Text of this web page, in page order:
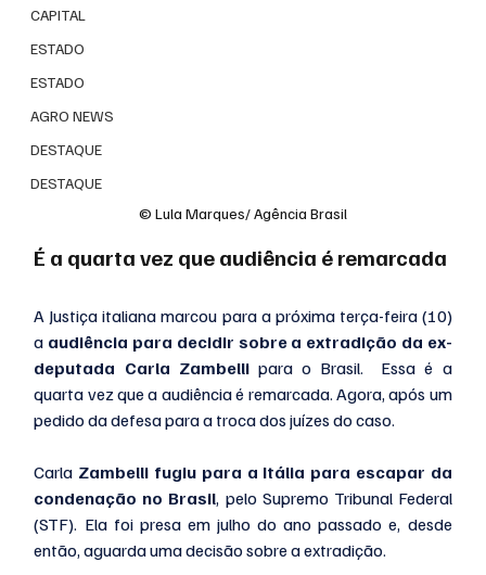
CAPITAL
ESTADO
ESTADO
AGRO NEWS
DESTAQUE
DESTAQUE
© Lula Marques/ Agência Brasil
É a quarta vez que audiência é remarcada
A Justiça italiana marcou para a próxima terça-feira (10)
a audiência para decidir sobre a extradição da ex-
deputada Carla Zambelli para o Brasil.  Essa é a
quarta vez que a audiência é remarcada. Agora, após um
pedido da defesa para a troca dos juízes do caso.
Carla Zambelli fugiu para a Itália para escapar da
condenação no Brasil, pelo Supremo Tribunal Federal
(STF). Ela foi presa em julho do ano passado e, desde
então, aguarda uma decisão sobre a extradição.